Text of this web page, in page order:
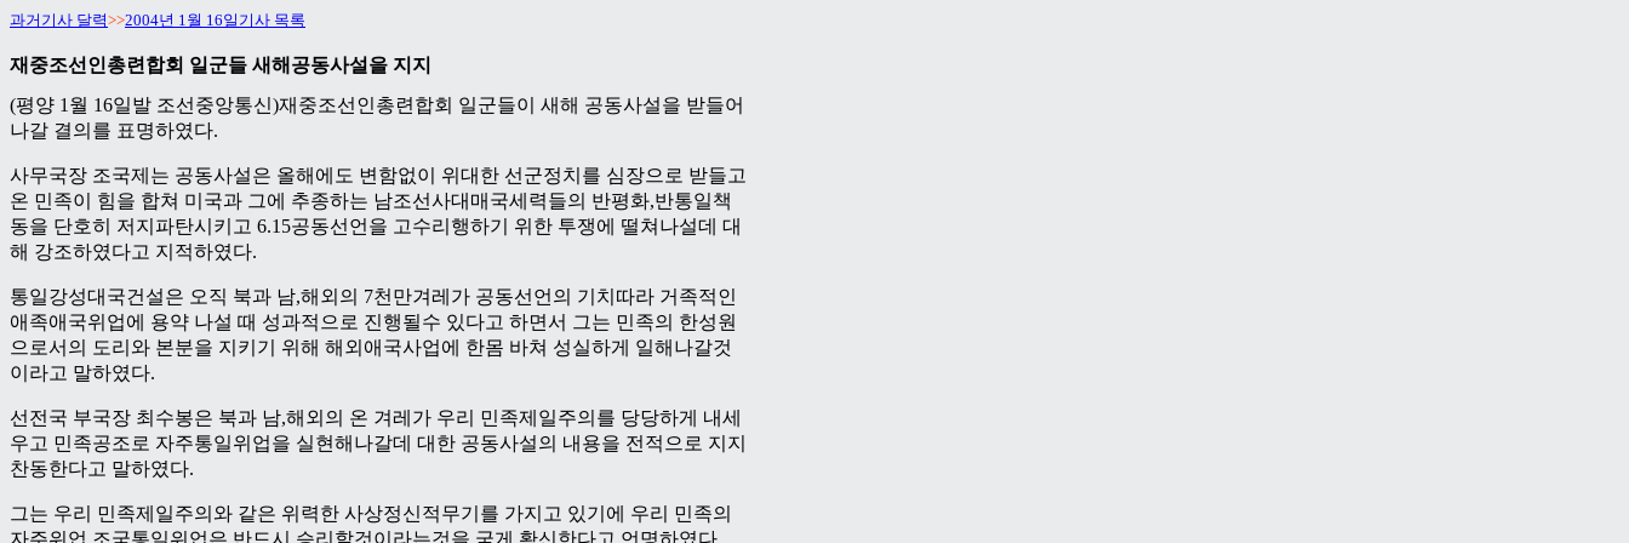
과거기사 달력>>2004년 1월 16일기사 목록
재중조선인총련합회 일군들 새해공동사설을 지지
(평양 1월 16일발 조선중앙통신)재중조선인총련합회 일군들이 새해 공동사설을 받들어
나갈 결의를 표명하였다.
사무국장 조국제는 공동사설은 올해에도 변함없이 위대한 선군정치를 심장으로 받들고
온 민족이 힘을 합쳐 미국과 그에 추종하는 남조선사대매국세력들의 반평화,반통일책
동을 단호히 저지파탄시키고 6.15공동선언을 고수리행하기 위한 투쟁에 떨쳐나설데 대
해 강조하였다고 지적하였다.
통일강성대국건설은 오직 북과 남,해외의 7천만겨레가 공동선언의 기치따라 거족적인
애족애국위업에 용약 나설 때 성과적으로 진행될수 있다고 하면서 그는 민족의 한성원
으로서의 도리와 본분을 지키기 위해 해외애국사업에 한몸 바쳐 성실하게 일해나갈것
이라고 말하였다.
선전국 부국장 최수봉은 북과 남,해외의 온 겨레가 우리 민족제일주의를 당당하게 내세
우고 민족공조로 자주통일위업을 실현해나갈데 대한 공동사설의 내용을 전적으로 지지
찬동한다고 말하였다.
그는 우리 민족제일주의와 같은 위력한 사상정신적무기를 가지고 있기에 우리 민족의
자주위업,조국통일위업은 반드시 승리할것이라는것을 굳게 확신한다고 언명하였다.